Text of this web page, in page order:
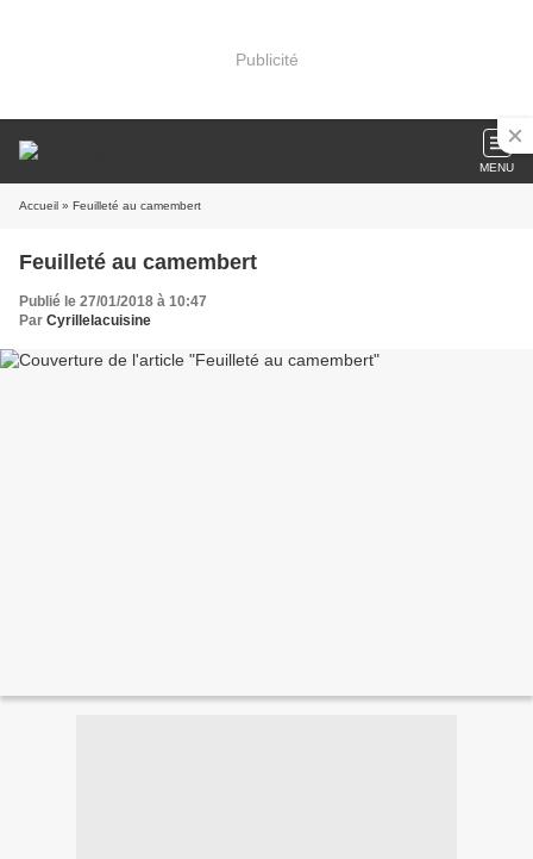
Publicité
MENU
Accueil » Feuilleté au camembert
Feuilleté au camembert
Publié le 27/01/2018 à 10:47
Par Cyrillelacuisine